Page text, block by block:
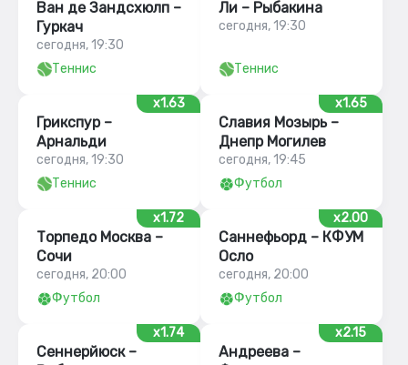
Ван де Зандсхюлп –
Гуркач
сегодня, 19:30
Теннис
Ли – Рыбакина
сегодня, 19:30
Теннис
x1.63
Грикспур –
Арнальди
сегодня, 19:30
Теннис
x1.65
Славия Мозырь –
Днепр Могилев
сегодня, 19:45
Футбол
x1.72
Торпедо Москва –
Сочи
сегодня, 20:00
Футбол
x2.00
Саннефьорд – КФУМ
Осло
сегодня, 20:00
Футбол
x1.74
Сеннерйюск –
x2.15
Андреева –